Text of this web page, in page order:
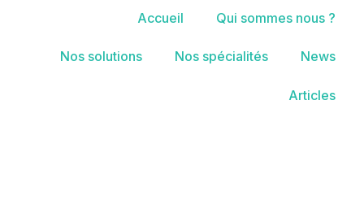
Accueil Qui sommes nous ?
Nos solutions Nos spécialités News
Articles